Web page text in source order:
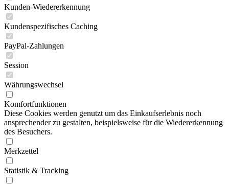
Kunden-Wiedererkennung
Kundenspezifisches Caching
PayPal-Zahlungen
Session
Währungswechsel
Komfortfunktionen
Diese Cookies werden genutzt um das Einkaufserlebnis noch
ansprechender zu gestalten, beispielsweise für die Wiedererkennung
des Besuchers.
Merkzettel
Statistik & Tracking